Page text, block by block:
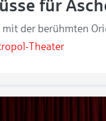
für
mit der berühmten
Theater